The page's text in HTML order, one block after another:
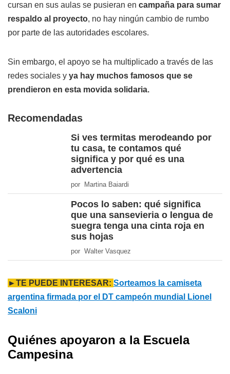
cursan en sus aulas se pusieran en campaña para sumar
respaldo al proyecto, no hay ningún cambio de rumbo
por parte de las autoridades escolares.
Sin embargo, el apoyo se ha multiplicado a través de las
redes sociales y ya hay muchos famosos que se
prendieron en esta movida solidaria.
Recomendadas
Si ves termitas merodeando por
tu casa, te contamos qué
significa y por qué es una
advertencia
por Martina Baiardi
Pocos lo saben: qué significa
que una sansevieria o lengua de
suegra tenga una cinta roja en
sus hojas
por Walter Vasquez
►TE PUEDE INTERESAR: Sorteamos la camiseta
argentina firmada por el DT campeón mundial Lionel
Scaloni
Quiénes apoyaron a la Escuela
Campesina